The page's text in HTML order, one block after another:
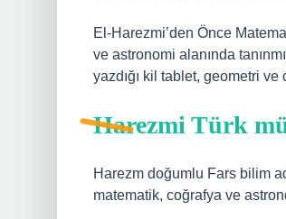
El-Harezmi’den Önce
ve astronomi alanında
yazdığı kil tablet, geometri ve
Harezmi Türk
Harezm doğumlu Fars bilim
matematik, coğrafya ve